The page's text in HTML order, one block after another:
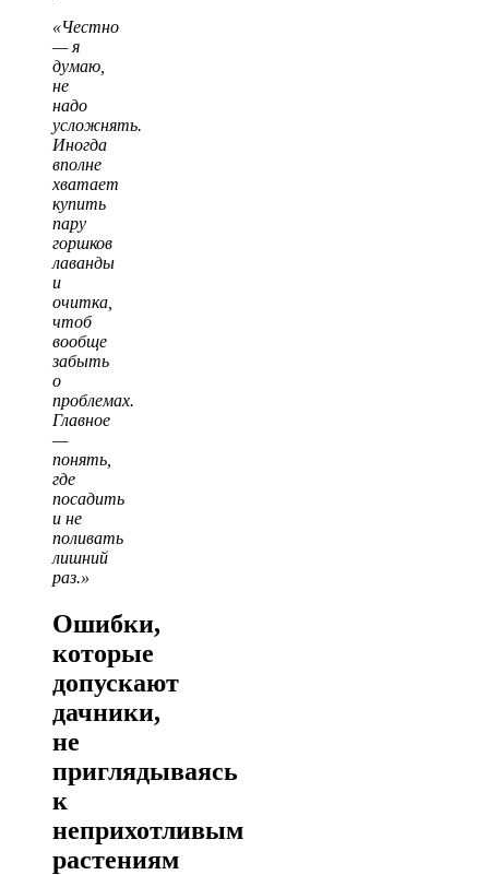
«Честно
— я
думаю,
не
надо
усложнять.
Иногда
вполне
хватает
купить
пару
горшков
лаванды
и
очитка,
чтоб
вообще
забыть
о
проблемах.
Главное
—
понять,
где
посадить
и не
поливать
лишний
раз.»
Ошибки,
которые
допускают
дачники,
не
приглядываясь
к
неприхотливым
растениям